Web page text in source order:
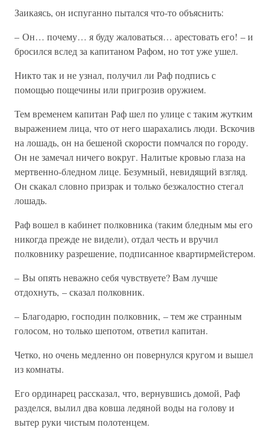
Заикаясь, он испуганно пытался что-то объяснить:
– Он… почему… я буду жаловаться… арестовать его! – и
бросился вслед за капитаном Рафом, но тот уже ушел.
Никто так и не узнал, получил ли Раф подпись с
помощью пощечины или пригрозив оружием.
Тем временем капитан Раф шел по улице с таким жутким
выражением лица, что от него шарахались люди. Вскочив
на лошадь, он на бешеной скорости помчался по городу.
Он не замечал ничего вокруг. Налитые кровью глаза на
мертвенно-бледном лице. Безумный, невидящий взгляд.
Он скакал словно призрак и только безжалостно стегал
лошадь.
Раф вошел в кабинет полковника (таким бледным мы его
никогда прежде не видели), отдал честь и вручил
полковнику разрешение, подписанное квартирмейстером.
– Вы опять неважно себя чувствуете? Вам лучше
отдохнуть, – сказал полковник.
– Благодарю, господин полковник, – тем же странным
голосом, но только шепотом, ответил капитан.
Четко, но очень медленно он повернулся кругом и вышел
из комнаты.
Его ординарец рассказал, что, вернувшись домой, Раф
разделся, вылил два ковша ледяной воды на голову и
вытер руки чистым полотенцем.